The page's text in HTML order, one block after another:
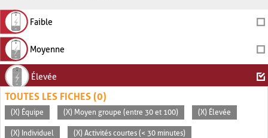
Faible
Moyenne
Élevée
TOUTES LES FICHES (0)
(X) Équipe (X) Moyen groupe (entre 30 et 100) (X) Élevée
(X) Individuel (X) Activités courtes (< 30 minutes)